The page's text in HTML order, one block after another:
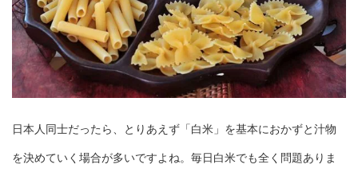
日本人同士だったら、とりあえず「白米」を基本におかずと汁物
を決めていく場合が多いですよね。毎日白米でも全く問題ありま